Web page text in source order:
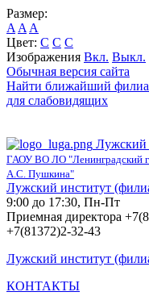
Размер:
A A A
Цвет: C C C
Изображения Вкл. Выкл.
Обычная версия сайта
Найти ближайший
для слабовидящих
Лужский
ГАОУ ВО ЛО "Ленинградский
А.С. Пушкина"
Лужский институт
9:00 до 17:30, Пн-Пт
Приемная директора
+7(81372)2-32-43
Лужский институт
КОНТАКТЫ